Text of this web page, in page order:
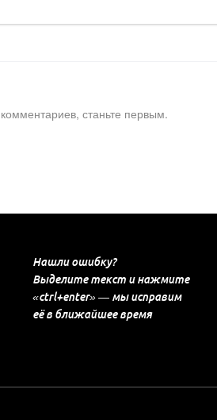
станьте первым.
Нашли ошибку?
Выделите текст и нажмите
«ctrl+enter» — мы исправим
её в ближайшее время